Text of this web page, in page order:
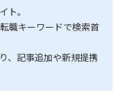
ト。
職キーワードで検索首
、記事追加や新規提携